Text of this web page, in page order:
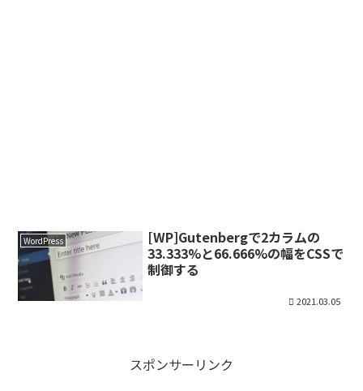
WordPress
[WP]Gutenbergで2カラムの
33.333%と66.666%の幅をCSSで
制御する
2021.03.05
スポンサーリンク